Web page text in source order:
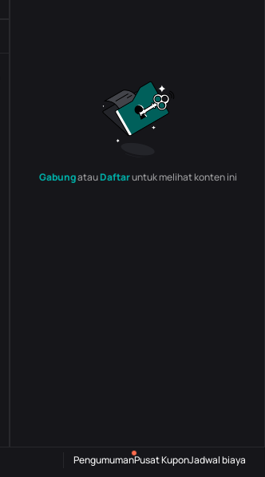
GabungatauDaftaruntuk melihat konten ini
PengumumanPusat KuponJadwal biaya